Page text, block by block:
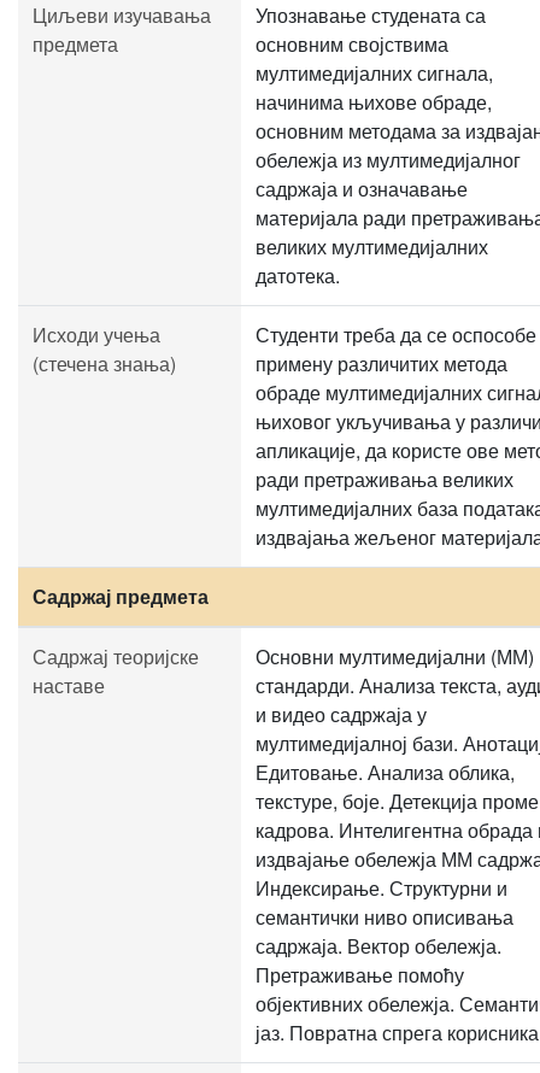
Циљеви изучавања
предмета
Упознавање студената са
основним својствима
мултимедијалних сигнала,
начинима њихове обраде,
основним методама за
обележја из мултимедијалног
садржаја и означавање
материјала ради
великих мултимедијалних
датотека.
Исходи учења
(стечена знања)
Студенти треба да се оспособе
примену различитих метода
обраде мултимедијалних
њиховог укључивања у
апликације, да користе ове
ради претраживања великих
мултимедијалних база
издвајања жељеног
Садржај предмета
Садржај теоријске
наставе
Основни мултимедијални (ММ)
стандарди. Анализа текста,
и видео садржаја у
мултимедијалној бази.
Едитовање. Анализа облика,
текстуре, боје. Детекција
кадрова. Интелигентна обрада
издвајање обележја ММ
Индексирање. Структурни и
семантички ниво описивања
садржаја. Вектор обележја.
Претраживање помоћу
објективних обележја.
јаз. Повратна спрега